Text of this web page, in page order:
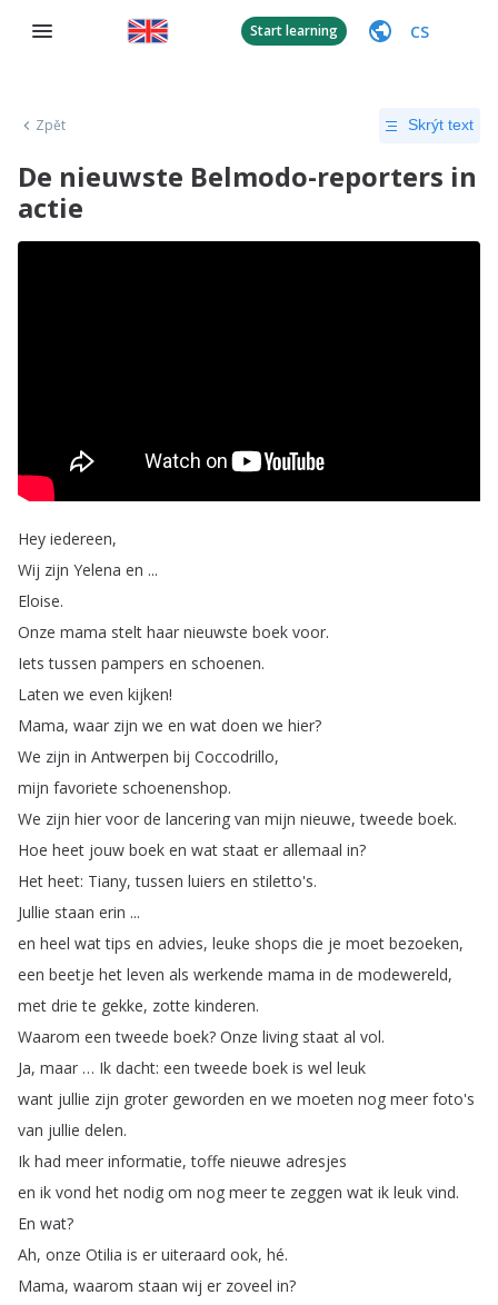
Start learning CS
Zpět Skrýt text
De nieuwste Belmodo-reporters in
actie
Hey iedereen,
Wij zijn Yelena en ...
Eloise.
Onze mama stelt haar nieuwste boek voor.
Iets tussen pampers en schoenen.
Laten we even kijken!
Mama, waar zijn we en wat doen we hier?
We zijn in Antwerpen bij Coccodrillo,
mijn favoriete schoenenshop.
We zijn hier voor de lancering van mijn nieuwe,tweede boek.
Hoe heet jouw boek en wat staat er allemaal in?
Het heet: Tiany,tussen luiers en stiletto's.
Jullie staan erin ...
en heel wat tips en advies, leuke shops die je moet bezoeken,
een beetje het leven als werkende mama in de modewereld,
met drie te gekke, zotte kinderen.
Waarom een tweede boek? Onze living staat al vol.
Ja, maar … Ik dacht: een tweede boek is wel leuk
want jullie zijn groter geworden en we moeten nog meer foto's
van jullie delen.
Ik had meer informatie,toffe nieuwe adresjes
en ik vond het nodig om nog meer te zeggen wat ik leuk vind.
En wat?
Ah, onze Otilia is er uiteraard ook, hé.
Mama, waarom staan wij er zoveel in?